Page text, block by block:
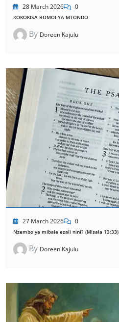
28 March 2026 0
KOKOKISA BOMOI YA MTONDO
By Doreen Kajulu
27 March 2026 0
Nzembo ya mibale ezali nini? (Misala 13:33)
By Doreen Kajulu